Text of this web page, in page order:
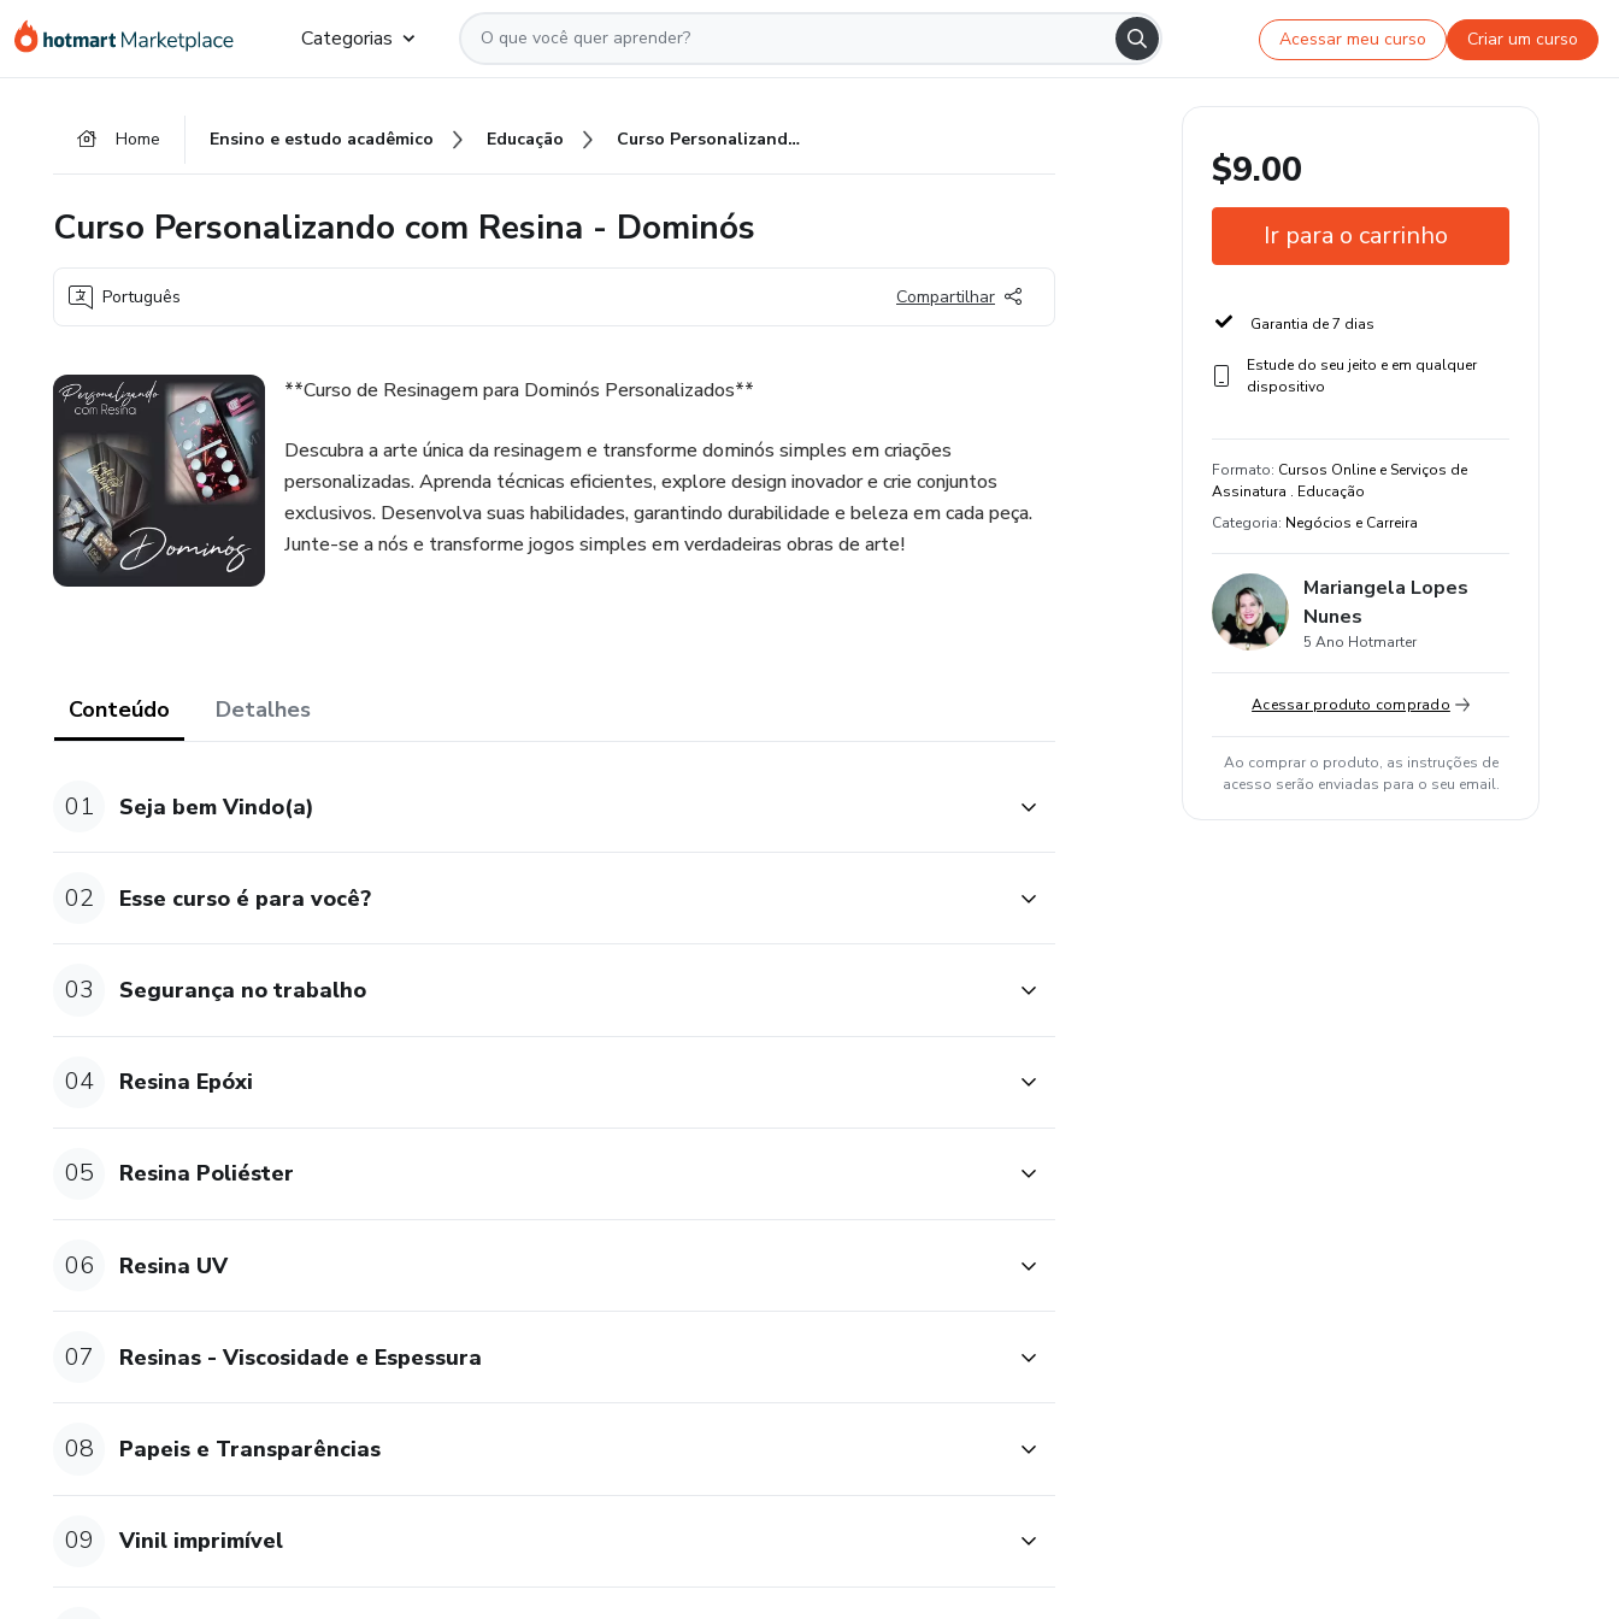
para
para
para
Categorias Acessar meu curso Criar um curso
Home Ensino e estudo acadêmico Educação Curso Personalizando com Resina - Dominós
Curso Personalizando com Resina - Dominós
Português Compartilhar
**Curso de Resinagem para Dominós Personalizados**
Descubra a arte única da resinagem e transforme dominós simples em criações
personalizadas. Aprenda técnicas eficientes, explore design inovador e crie conjuntos
exclusivos. Desenvolva suas habilidades, garantindo durabilidade e beleza em cada peça.
Junte-se a nós e transforme jogos simples em verdadeiras obras de arte!
Conteúdo Detalhes
01 Seja bem Vindo(a)
02 Esse curso é para você?
03 Segurança no trabalho
04 Resina Epóxi
05 Resina Poliéster
06 Resina UV
07 Resinas - Viscosidade e Espessura
08 Papeis e Transparências
09 Vinil imprimível
$9.00
Ir para o carrinho
Garantia de 7 dias
Estude do seu jeito e em qualquer
dispositivo
Formato: Cursos Online e Serviços de
Assinatura . Educação
Categoria: Negócios e Carreira
Mariangela Lopes
Nunes
5 Ano Hotmarter
Acessar produto comprado
Ao comprar o produto, as instruções de
acesso serão enviadas para o seu email.